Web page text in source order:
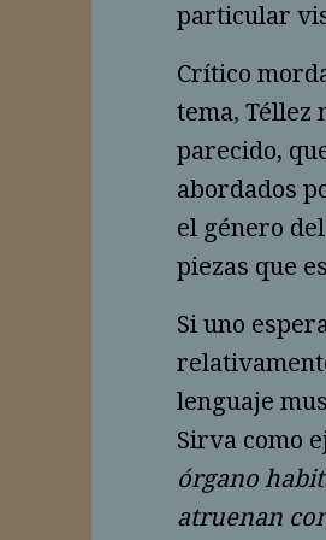
particular
Crítico
tema, Téllez
parecido,
abordados
el género
piezas que
Si uno
lenguaje
Sirva como
órgano
atruenan